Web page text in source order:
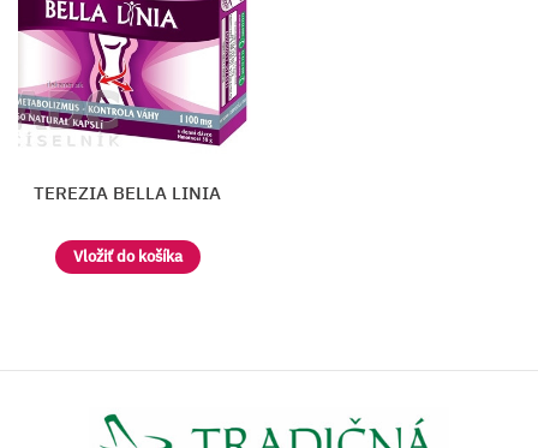
TEREZIA BELLA LINIA
Vložiť do košíka